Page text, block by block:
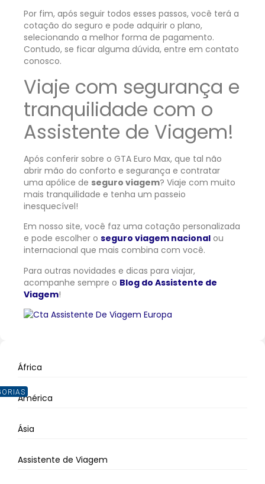
Por fim, após seguir todos esses passos, você terá a
cotação do seguro e pode adquirir o plano,
selecionando a melhor forma de pagamento.
Contudo, se ficar alguma dúvida, entre em contato
conosco.
Viaje com segurança e
tranquilidade com o
Assistente de Viagem!
Após conferir sobre o GTA Euro Max, que tal não
abrir mão do conforto e segurança e contratar
uma apólice de seguro viagem? Viaje com muito
mais tranquilidade e tenha um passeio
inesquecível!
Em nosso site, você faz uma cotação personalizada
e pode escolher o seguro viagem nacional ou
internacional que mais combina com você.
Para outras novidades e dicas para viajar,
acompanhe sempre o Blog do Assistente de
Viagem!
África
América
Ásia
Assistente de Viagem